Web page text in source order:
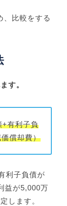
、比較をする
す。
+有利子負
償却費）
利子負債が
益が5,000万
します。